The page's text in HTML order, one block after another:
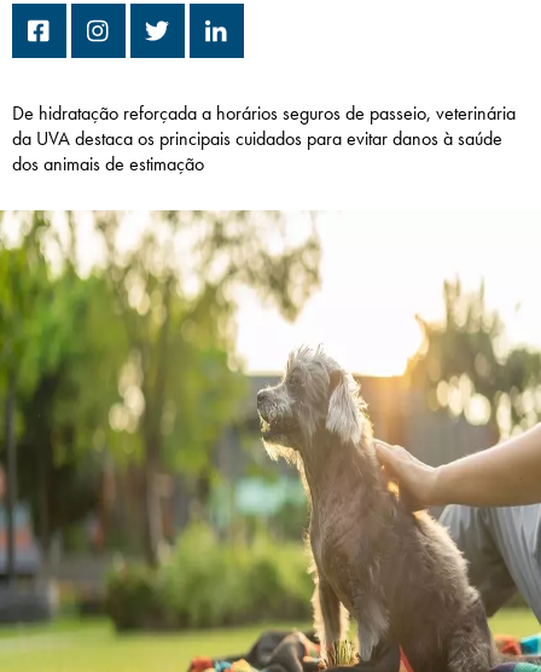
Campi/Unidades
Conclua sua Matrícula
INSCREVA-SE
ÁREA DO ALUNO LOGIN
De hidratação reforçada a horários seguros de passeio, veterinária
da UVA destaca os principais cuidados para evitar danos à saúde
dos animais de estimação